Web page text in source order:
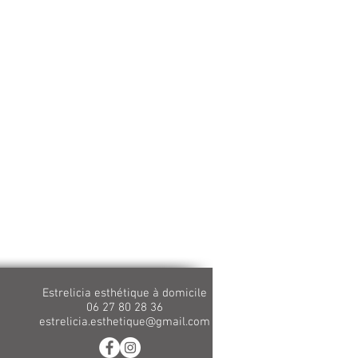
Estrelicia esthétique à domicile
06 27 80 28 36
estrelicia.esthetique@gmail.com